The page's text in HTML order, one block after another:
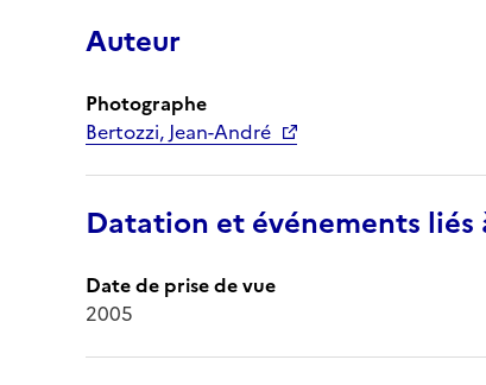
Auteur
Photographe
Bertozzi, Jean-André
Datation et événements liés
Date de prise de vue
2005